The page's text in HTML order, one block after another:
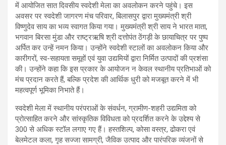
में आयोजित सात दिवसीय स्वदेशी मेला का अवलोकन करने पहुंचे। इस
अवसर पर स्वदेशी जागरण मंच परिवार, बिलासपुर द्वारा मुख्यमंत्री श्री
विष्णुदेव साय का भव्य स्वागत किया गया। मुख्यमंत्री श्री साय ने भारत माता,
भगवान बिरसा मुंडा और राष्ट्रऋषि श्री दत्तोपंत ठेंगड़ी के छायाचित्र पर पुष्प
अर्पित कर उन्हें नमन किया। उन्होंने स्वदेशी स्टालों का अवलोकन किया और
कारीगरों, स्व-सहायता समूहों एवं युवा उद्यमियों द्वारा निर्मित उत्पादों की प्रशंसा
की। उन्होंने कहा कि इस प्रकार के आयोजन न केवल स्थानीय प्रतिभाओं को
मंच प्रदान करते हैं, बल्कि प्रदेश की आर्थिक धुरी को मजबूत करने में भी
महत्वपूर्ण भूमिका निभाते हैं।
स्वदेशी मेला में स्थानीय परंपराओं के संवर्धन, ग्रामीण-शहरी उद्यमिता को
प्रोत्साहित करने और सांस्कृतिक विविधता को प्रदर्शित करने के उद्देश्य से
300 से अधिक स्टॉल लगाए गए हैं। हस्तशिल्प, कोसा वस्त्र, ढोकरा एवं
बेलमेटल कला, गृह सज्जा सामग्री, जैविक उत्पाद और पारंपरिक व्यंजनों से